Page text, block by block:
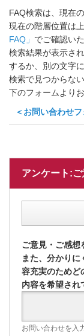
FAQ検索は、現在
現在の階層位置は
FAQ」 でご確認い
検索結果が表示さ
するか、別の文字
検索で見つからな
下のフォームより
＜お問い合わせフ
アンケート:
ご意見・ご感想
また、分かり
容充実のためど
内容を希望され
お問い合わせを入